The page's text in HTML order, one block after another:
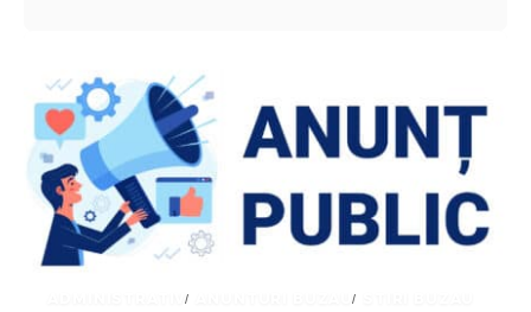
ADMINISTRATIV ANUNTURI BUZAU